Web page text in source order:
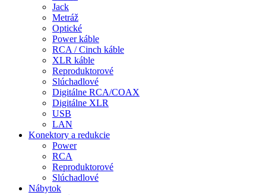
Jack
Metráž
Optické
Power káble
RCA / Cinch káble
XLR káble
Reproduktorové
Slúchadlové
Digitálne RCA/COAX
Digitálne XLR
USB
LAN
Konektory a redukcie
Power
RCA
Reproduktorové
Slúchadlové
Nábytok